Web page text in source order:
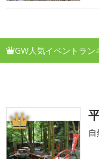
GW人気イベントラン
1